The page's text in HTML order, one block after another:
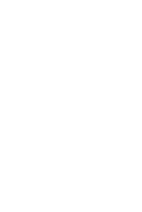
для автомобилей
моделей
техники
печати